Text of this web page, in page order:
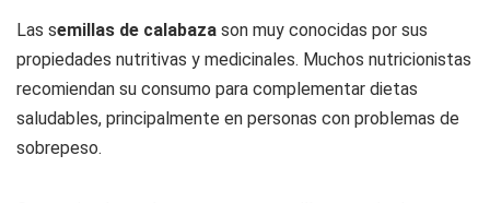
Las semillas de calabaza son muy conocidas por sus
propiedades nutritivas y medicinales. Muchos nutricionistas
recomiendan su consumo para complementar dietas
saludables, principalmente en personas con problemas de
sobrepeso.